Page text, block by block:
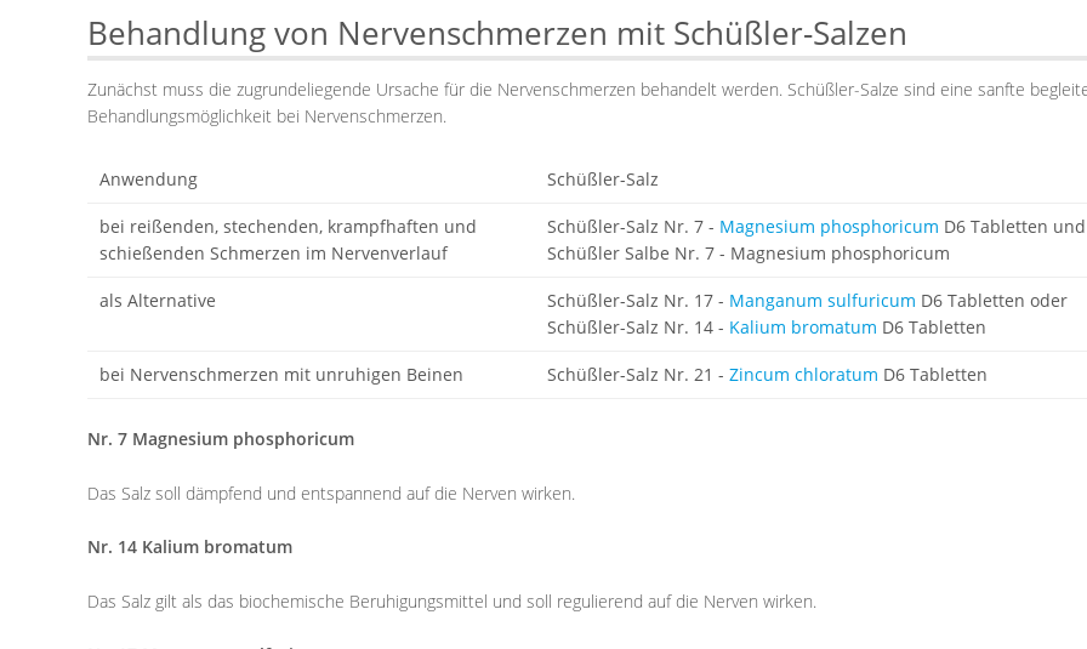
Behandlung von Nervenschmerzen mit Schüßler-Salzen
Zunächst muss die zugrundeliegende Ursache für die Nervenschmerzen behandelt werden. Schüßler-Salze sind eine sanfte
Behandlungsmöglichkeit bei Nervenschmerzen.
Anwendung Schüßler-Salz
bei reißenden, stechenden, krampfhaften und
schießenden Schmerzen im Nervenverlauf
Schüßler-Salz Nr. 7 - Magnesium phosphoricum D6 Tabletten und
Schüßler Salbe Nr. 7 - Magnesium phosphoricum
als Alternative Schüßler-Salz Nr. 17 - Manganum sulfuricum D6 Tabletten oder
Schüßler-Salz Nr. 14 - Kalium bromatum D6 Tabletten
bei Nervenschmerzen mit unruhigen Beinen Schüßler-Salz Nr. 21 - Zincum chloratum D6 Tabletten
Nr. 7 Magnesium phosphoricum
Das Salz soll dämpfend und entspannend auf die Nerven wirken.
Nr. 14 Kalium bromatum
Das Salz gilt als das biochemische Beruhigungsmittel und soll regulierend auf die Nerven wirken.